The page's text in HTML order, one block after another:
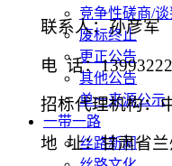
竞争性磋商/谈
废标终止
更正公告
其他公告
单一来源公示
一带一路
丝路新闻
联系人：孙彦军
电 话：
招标代理机构：
地 址：甘肃省